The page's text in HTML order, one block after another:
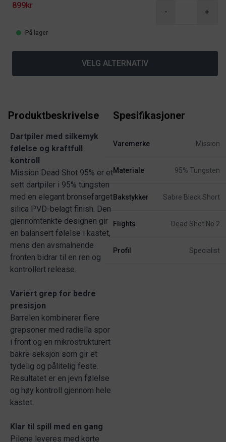
899kr
- +
På lager
VELG ALTERNATIV
Produktbeskrivelse
Dartpiler med silkemyk
følelse og kraftfull
kontroll
Mission Dead Shot 95% er et
sett dartpiler i 95% tungsten
med en elegant bronsefarget
silica PVD-belagt finish. Den
gjennomtenkte designen gir
en balansert følelse i kastet,
mens den avsmalnende
fronten bidrar til en ren og
kontrollert release.
Variert grep for bedre
presisjon
Barrelen kombinerer flere
grepsoner med radiella spor
i front og en mikrostrukturert
bakre seksjon som gir et
tydelig og pålitelig feste.
Resultatet er en jevn følelse
og høy kontroll gjennom hele
kastet.
Klar til spill med en gang
Pilene leveres med korte
Spesifikasjoner
Varemerke Mission
Materiale 95% Tungsten
Bakstykker Sabre Black Short
Flights Dead Shot No.2
Profil Specialist